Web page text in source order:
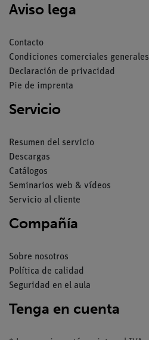
Aviso lega
Contacto
Condiciones comerciales generales
Declaración de privacidad
Pie de imprenta
Servicio
Resumen del servicio
Descargas
Catálogos
Seminarios web & vídeos
Servicio al cliente
Compañía
Sobre nosotros
Política de calidad
Seguridad en el aula
Tenga en cuenta